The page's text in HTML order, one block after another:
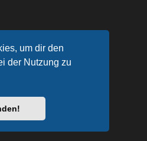
um dir den
der Nutzung zu